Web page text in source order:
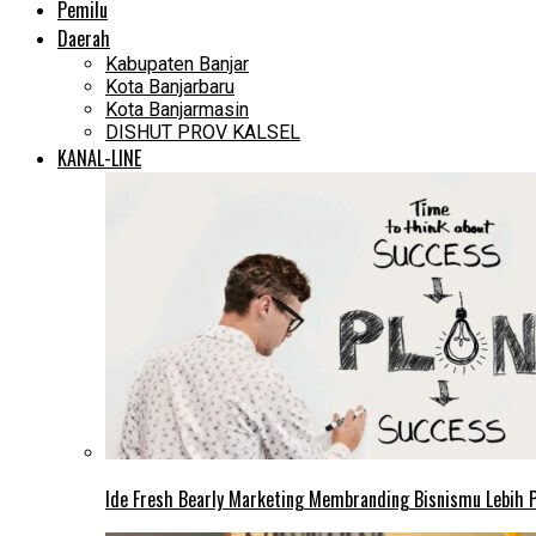
Pemilu
Daerah
Kabupaten Banjar
Kota Banjarbaru
Kota Banjarmasin
DISHUT PROV KALSEL
KANAL-LINE
Ide Fresh Bearly Marketing Membranding Bisnismu Lebih